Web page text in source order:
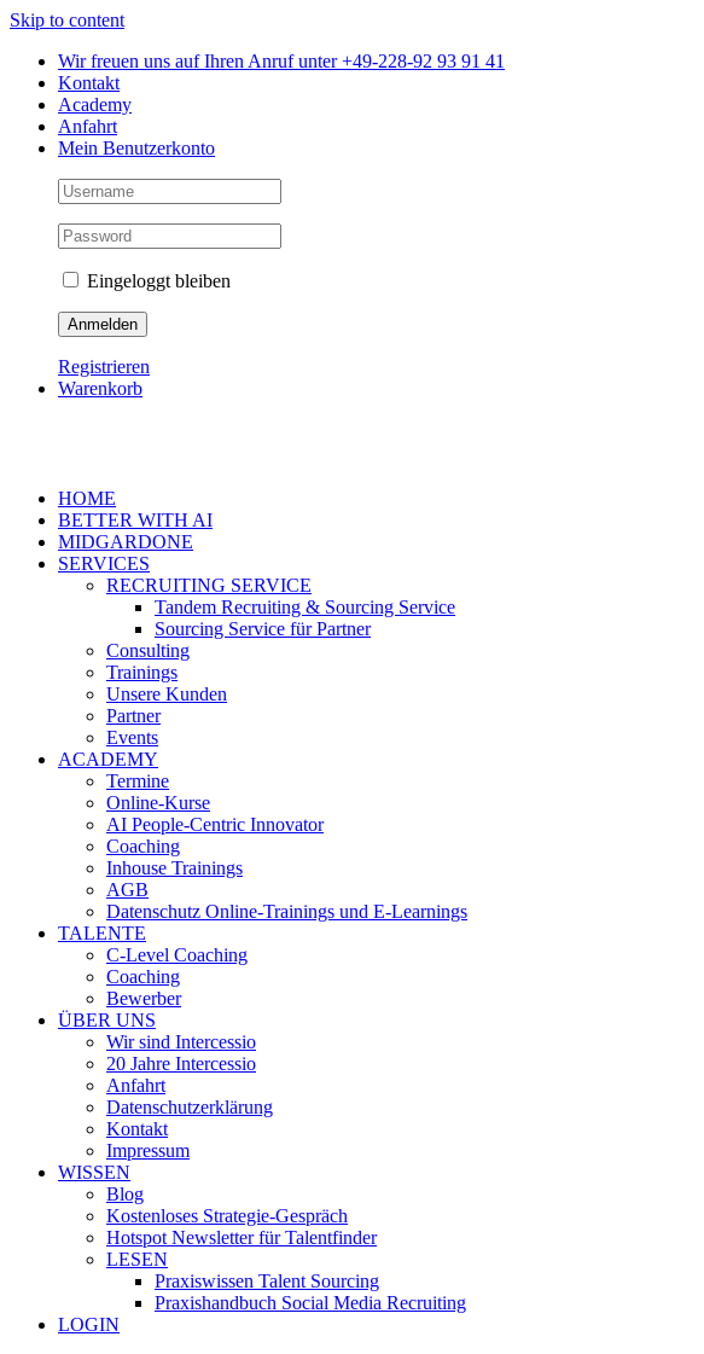
Skip to content
Wir freuen uns auf Ihren Anruf unter +49-228-92 93 91 41
Kontakt
Academy
Anfahrt
Mein Benutzerkonto
Eingeloggt bleiben
Registrieren
Warenkorb
HOME
BETTER WITH AI
MIDGARDONE
SERVICES
RECRUITING SERVICE
Tandem Recruiting & Sourcing Service
Sourcing Service für Partner
Consulting
Trainings
Unsere Kunden
Partner
Events
ACADEMY
Termine
Online-Kurse
AI People-Centric Innovator
Coaching
Inhouse Trainings
AGB
Datenschutz Online-Trainings und E-Learnings
TALENTE
C-Level Coaching
Coaching
Bewerber
ÜBER UNS
Wir sind Intercessio
20 Jahre Intercessio
Anfahrt
Datenschutzerklärung
Kontakt
Impressum
WISSEN
Blog
Kostenloses Strategie-Gespräch
Hotspot Newsletter für Talentfinder
LESEN
Praxiswissen Talent Sourcing
Praxishandbuch Social Media Recruiting
LOGIN